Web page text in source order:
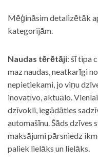
Mēģināsim detalizētāk
kategorijām.
Naudas tērētāji: šī tipa
maz naudas, neatkarīgi
nepietiekami, jo viņu
inovatīvo, aktuālo.
dzīvokli, iegādāties
automašīnu. Šāds dzīves
maksājumi pārsniedz
paliek lielāks un lielāks.